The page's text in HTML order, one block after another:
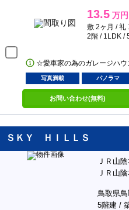
13.5 万円
敷 2ヶ月 / 礼
2階 / 1LDK /
☆愛車家の為のガレージハ
写真満載 パノラマ
お問い合わせ(無料)
ＳＫＹ ＨＩＬＬＳ
ＪＲ山
ＪＲ山
鳥取県
5階建 /